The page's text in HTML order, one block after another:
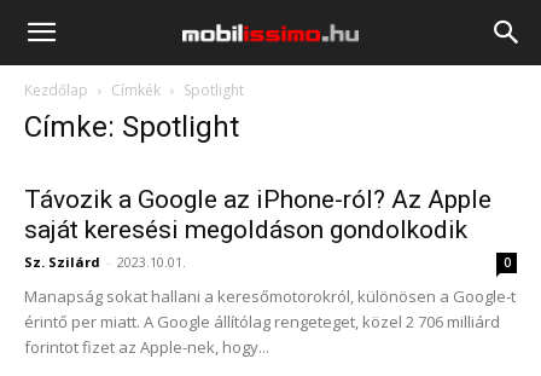
Mobilissimo.hu
Kezdőlap Címkék Spotlight
Címke: Spotlight
Távozik a Google az iPhone-ról? Az Apple
saját keresési megoldáson gondolkodik
Sz. Szilárd - 2023.10.01. 0
Manapság sokat hallani a keresőmotorokról, különösen a Google-t
érintő per miatt. A Google állítólag rengeteget, közel 2 706 milliárd
forintot fizet az Apple-nek, hogy...